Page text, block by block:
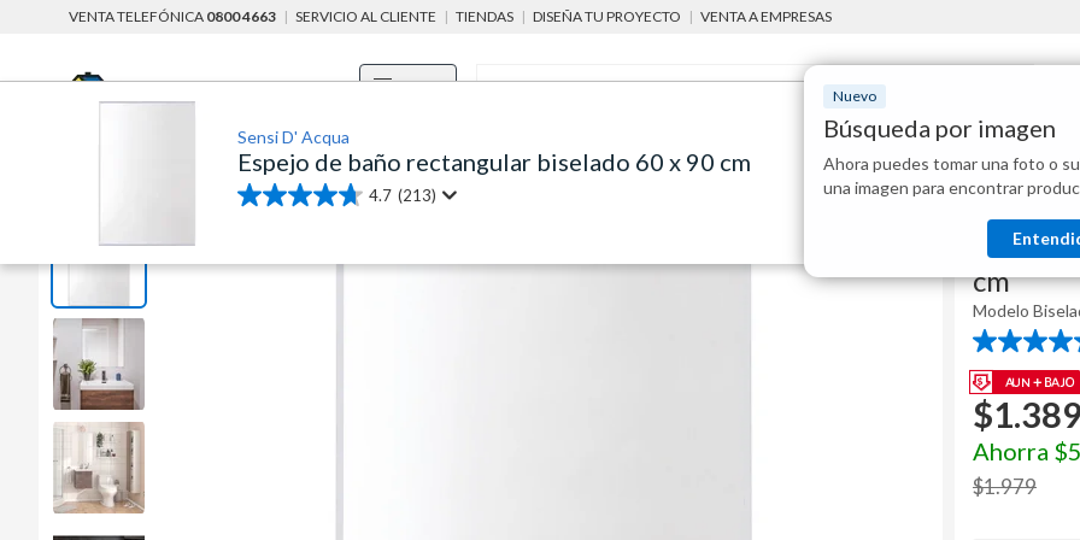
VENTA TELEFÓNICA 0800 4663 | SERVICIO AL CLIENTE | TIENDAS | DISEÑA TU PROYECTO | VENTA A EMPRESAS
Menú Nuevo
Búsqueda por imagen
Ahora puedes tomar una foto o
una imagen para encontrar
baño, cocina y limpieza baño accesorios para baños botiquines y espejos para baño Espejo de baño rectangular biselado 60 x 90 cm
Sensi D'
Espejo
cm
Modelo
4.7
de
5
estrellas.
213
reseñas
$1.389
Ahorra $
$1.979
Sensi D' Acqua
Espejo de baño rectangular biselado 60 x 90 cm
4.7 (213)
4.7
estrellas.